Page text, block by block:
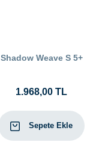
Shadow Weave S 5+
1.968,00 TL
Sepete Ekle